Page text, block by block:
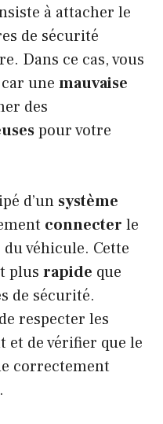
à attacher le
de sécurité
Dans ce cas, vous
une mauvaise
des
pour votre
d’un système
connecter le
véhicule. Cette
plus rapide que
de sécurité.
respecter les
de vérifier que le
correctement